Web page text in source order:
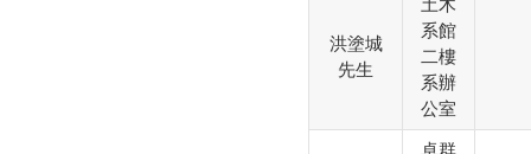
洪塗城
先生
土木
系館
二樓
系辦
公室